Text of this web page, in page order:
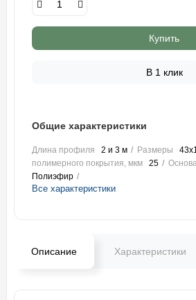
Купить
В 1 клик
Общие характеристики
Длина профиля 2 и 3 м Размеры
полимерного покрытия, мкм
25
Полиэфир
Все характеристики
Описание Характеристики